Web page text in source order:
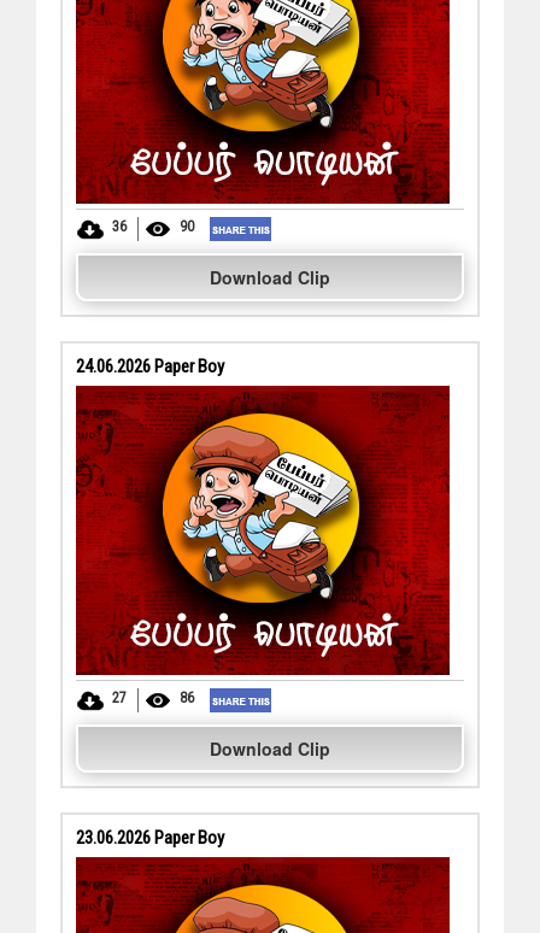
36 90
Download Clip
24.06.2026 Paper Boy
27 86
Download Clip
23.06.2026 Paper Boy